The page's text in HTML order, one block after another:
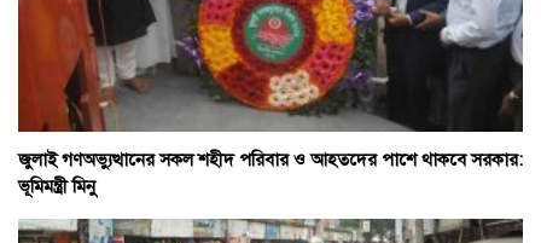
জুলাই গণঅভ্যুত্থানের সকল শহীদ পরিবার ও আহতদের পাশে থাকবে সরকার:
ভূমিমন্ত্রী মিনু